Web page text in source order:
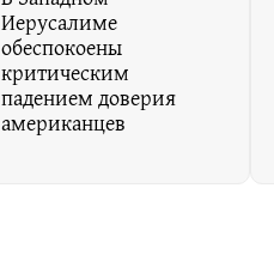
Иерусалиме
обеспокоены
критическим
падением доверия
американцев